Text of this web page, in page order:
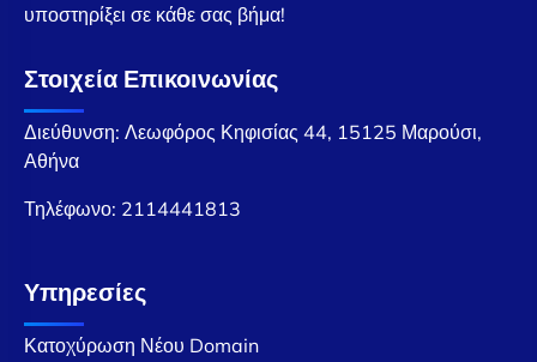
υποστηρίξει σε κάθε σας βήμα!
Στοιχεία Επικοινωνίας
Διεύθυνση: Λεωφόρος Κηφισίας 44, 15125 Μαρούσι,
Αθήνα
Τηλέφωνο: 2114441813
Υπηρεσίες
Κατοχύρωση Νέου Domain